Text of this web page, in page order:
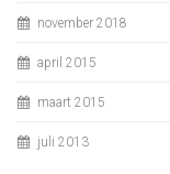
november 2018
april 2015
maart 2015
juli 2013